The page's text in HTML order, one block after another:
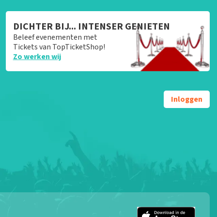
DICHTER BIJ... INTENSER GENIETEN
Beleef evenementen met
Tickets van TopTicketShop!
Zo werken wij
Inloggen